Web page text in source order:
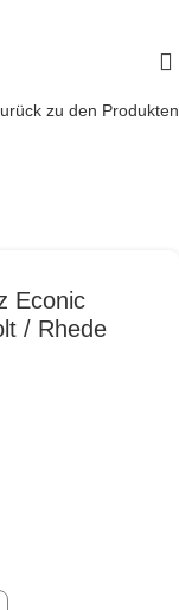
zu den Produkten
Econic
/ Rhede